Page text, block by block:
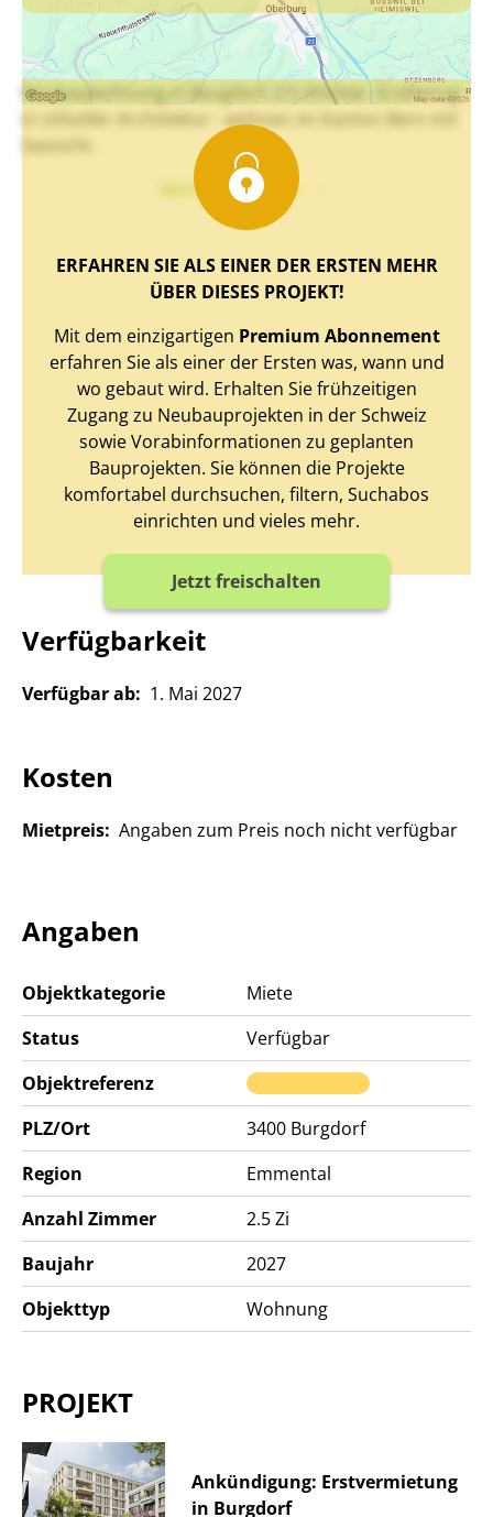
Neubauwohnung in Burgdorf: 2.5 Zimmer. Erstbezug
in stilvoller Architektur - wohnen im Kanton Bern mit
Seesicht.
Mehr Text sehen
ERFAHREN SIE ALS EINER DER ERSTEN MEHR
ÜBER DIESES PROJEKT!
Mit dem einzigartigen Premium Abonnement
erfahren Sie als einer der Ersten was, wann und
wo gebaut wird. Erhalten Sie frühzeitigen
Zugang zu Neubauprojekten in der Schweiz
sowie Vorabinformationen zu geplanten
Bauprojekten. Sie können die Projekte
komfortabel durchsuchen, filtern, Suchabos
einrichten und vieles mehr.
Jetzt freischalten
Verfügbarkeit
Verfügbar ab: 1. Mai 2027
Kosten
Mietpreis: Angaben zum Preis noch nicht verfügbar
Angaben
Objektkategorie
Miete
Status
Verfügbar
Objektreferenz
PLZ/Ort
3400 Burgdorf
Region
Emmental
Anzahl Zimmer
2.5 Zi
Baujahr
2027
Objekttyp
Wohnung
PROJEKT
Ankündigung: Erstvermietung
in Burgdorf